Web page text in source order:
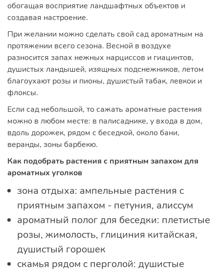
обогащая восприятие ландшафтных объектов и
создавая настроение.
При желании можно сделать свой сад ароматным на
протяжении всего сезона. Весной в воздухе
разносится запах нежных нарциссов и гиацинтов,
душистых ландышей, изящных подснежников, летом
благоухают розы и пионы, душистый табак, левкои и
флоксы.
Если сад небольшой, то сажать ароматные растения
можно в любом месте: в палисаднике, у входа в дом,
вдоль дорожек, рядом с беседкой, около бани,
веранды, зоны барбекю.
Как подобрать растения с приятным запахом для
ароматных уголков
зона отдыха: ампельные растения с
приятным запахом - петуния, алиссум
ароматный полог для беседки: плетистые
розы, жимолость, глициния китайская,
душистый горошек
скамья рядом с перголой: душистые